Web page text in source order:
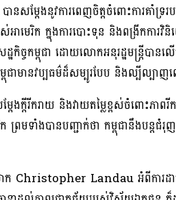
ែងនូវការពេញចិត្តចំពោះការគាំទ្ររប
រិក ក្នុងការបោះទុន និងពង្រីកការវិ
ច្ចកម្ពុជា ដោយលោកអនុរដ្ឋមន្ត្រីបាន
ជាមានវប្បធម៌ដ៏សម្បូរបែប និងល្បីល្ប
ក្ដីរីករាយ និងវាយតម្លៃខ្ពស់ចំពោះភាព
ព្រមទាំងបានបញ្ជាក់ថា កម្ពុជានឹងបន្តជំ
ក Christopher Landau អំពីការ